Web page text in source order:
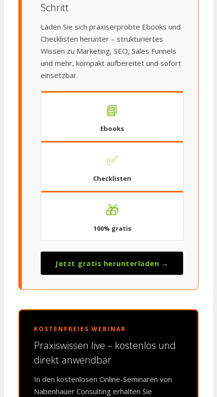
Schritt
Laden Sie sich praxiserprobte Ebooks und
Checklisten herunter – strukturiertes
Wissen zu Marketing, SEO, Sales Funnels
und mehr, kompakt aufbereitet und sofort
einsetzbar.
📘
Ebooks
✅
Checklisten
🎁
100% gratis
Jetzt gratis herunterladen →
KOSTENFREIES WEBINAR
Praxiswissen live – kostenlos und
direkt anwendbar
In den kostenlosen Online-Seminaren von
Nabenhauer Consulting erhalten Sie